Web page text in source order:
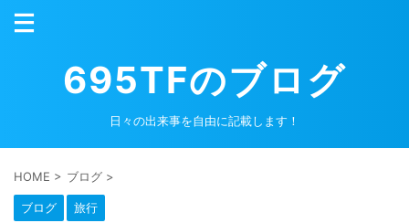
695TFのブログ
日々の出来事を自由に記載します！
HOME > ブログ >
ブログ 旅行